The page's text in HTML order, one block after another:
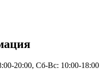
20:00, Сб-Вс: 10:00-18:00